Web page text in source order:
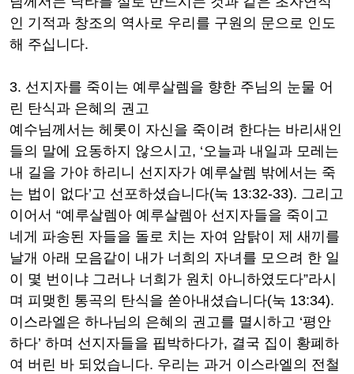
인 기적과 창조의 역사로 우리를 구원의 문으로 인도
해 주십니다.
3. 선지자를 죽이는 예루살렘을 향한 주님의 눈물 어
린 탄식과 은혜의 권고
예수님께서는 헤롯이 자신을 죽이려 한다는 바리새인
들의 말에 요동하지 않으시고, ‘오늘과 내일과 모레는
내 길을 가야 하리니 선지자가 예루살렘 밖에서는 죽
는 법이 없다’고 선포하셨습니다(눅 13:32-33). 그리고
이어서 “예루살렘아 예루살렘아 선지자들을 죽이고
네게 파송된 자들을 돌로 치는 자여 암탉이 제 새끼를
날개 아래 모음같이 내가 너희의 자녀를 모으려 한 일
이 몇 번이냐 그러나 너희가 원치 아니하였도다”라시
며 피맺힌 통곡의 탄식을 쏟아내셨습니다(눅 13:34).
이스라엘은 하나님의 은혜의 권고를 멸시하고 ‘평안
하다’ 하며 선지자들을 핍박하다가, 결국 집이 황폐하
여 버린 바 되었습니다. 우리는 과거 이스라엘의 전철